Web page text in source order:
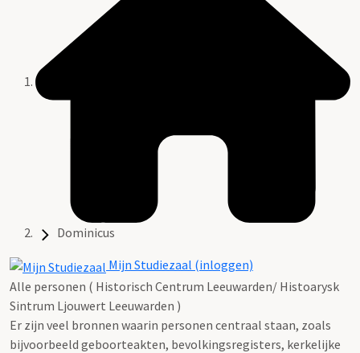
Dominicus
Mijn Studiezaal (inloggen)
Alle personen ( Historisch Centrum Leeuwarden/ Histoarysk
Sintrum Ljouwert Leeuwarden )
Er zijn veel bronnen waarin personen centraal staan, zoals
bijvoorbeeld geboorteakten, bevolkingsregisters, kerkelijke